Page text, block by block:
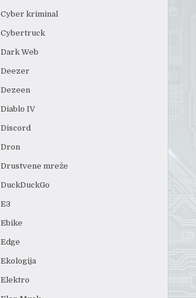
Cyber kriminal
Cybertruck
Dark Web
Deezer
Dezeen
Diablo IV
Discord
Dron
Drustvene mreže
DuckDuckGo
E3
Ebike
Edge
Ekologija
Elektro